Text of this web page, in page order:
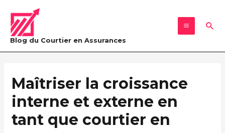
contenu
Blog du Courtier en Assurances
MENU
Maîtriser la croissance
interne et externe en
tant que courtier en
articles